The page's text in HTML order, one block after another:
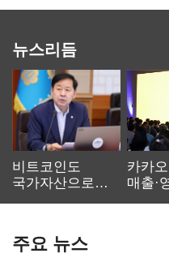
뉴스리듬
비트코인도
국가자산으로…'
카카
매출·
주요 뉴스